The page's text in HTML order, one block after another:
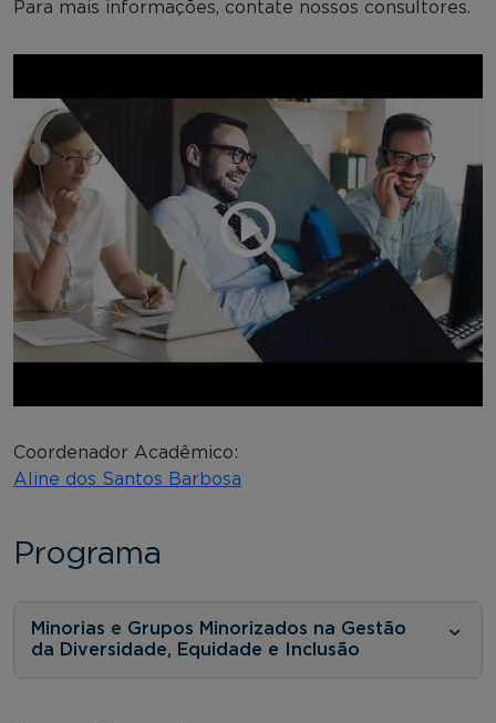
Para mais informações, contate nossos consultores.
Coordenador Acadêmico:
Aline dos Santos Barbosa
Programa
Minorias e Grupos Minorizados na Gestão
da Diversidade, Equidade e Inclusão